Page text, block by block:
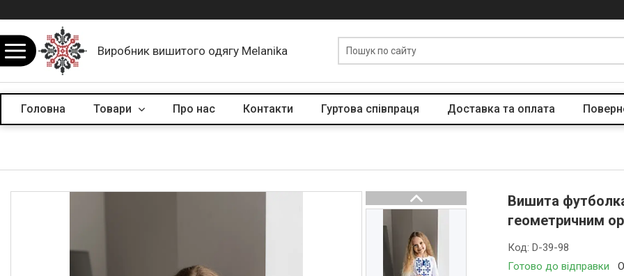
Виробник вишитого одягу Melanika
Головна Товари Про нас Контакти Гуртова співпраця Доставка та оплата
Вишита
геометричним
Готово до відправки
Код:D-39-98